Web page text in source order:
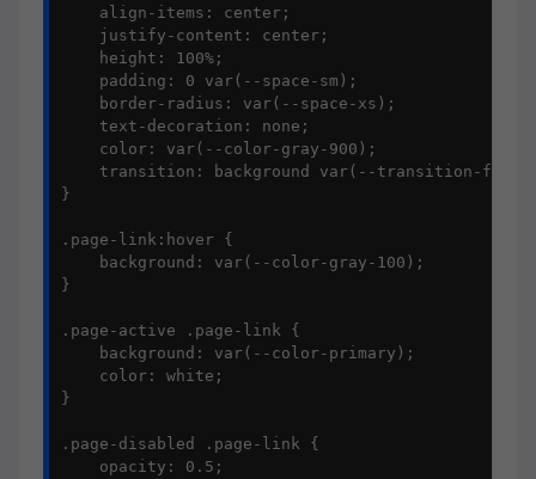
    align-items: center;
    justify-content: center;
    height: 100%;
    padding: 0 var(--space-sm);
    border-radius: var(--space-xs);
    text-decoration: none;
    color: var(--color-gray-900);
transition: background var(--transition-
}
.page-link:hover {
    background: var(--color-gray-100);
}
.page-active .page-link {
    background: var(--color-primary);
    color: white;
}
.page-disabled .page-link {
    opacity: 0.5;